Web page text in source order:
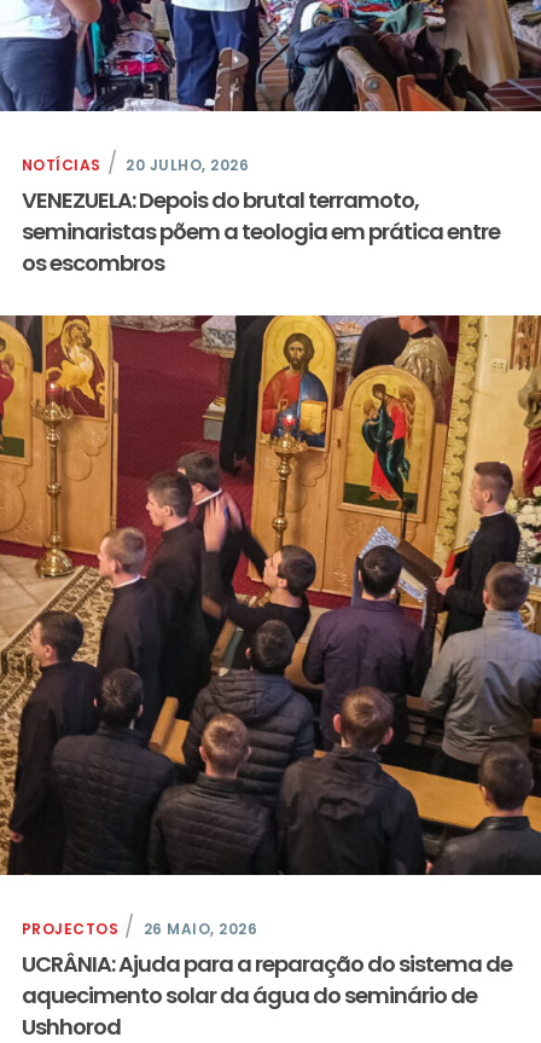
NOTÍCIAS 20 JULHO, 2026
VENEZUELA: Depois do brutal terramoto,
seminaristas põem a teologia em prática entre
os escombros
PROJECTOS 26 MAIO, 2026
UCRÂNIA: Ajuda para a reparação do sistema de
aquecimento solar da água do seminário de
Ushhorod